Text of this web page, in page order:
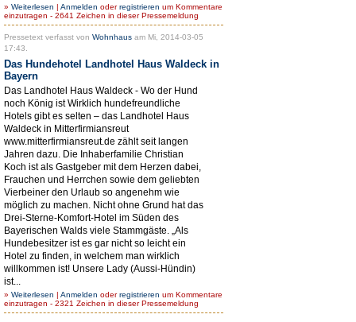
» Weiterlesen | Anmelden oderregistrieren um Kommentare
einzutragen - 2641 Zeichen in dieser Pressemeldung
Pressetext verfasst von Wohnhaus am Mi, 2014-03-05
17:43.
Das Hundehotel Landhotel Haus Waldeck in
Bayern
Das Landhotel Haus Waldeck - Wo der Hund
noch König ist Wirklich hundefreundliche
Hotels gibt es selten – das Landhotel Haus
Waldeck in Mitterfirmiansreut
www.mitterfirmiansreut.de zählt seit langen
Jahren dazu. Die Inhaberfamilie Christian
Koch ist als Gastgeber mit dem Herzen dabei,
Frauchen und Herrchen sowie dem geliebten
Vierbeiner den Urlaub so angenehm wie
möglich zu machen. Nicht ohne Grund hat das
Drei-Sterne-Komfort-Hotel im Süden des
Bayerischen Walds viele Stammgäste. „Als
Hundebesitzer ist es gar nicht so leicht ein
Hotel zu finden, in welchem man wirklich
willkommen ist! Unsere Lady (Aussi-Hündin)
ist...
» Weiterlesen | Anmelden oderregistrieren um Kommentare
einzutragen - 2321 Zeichen in dieser Pressemeldung